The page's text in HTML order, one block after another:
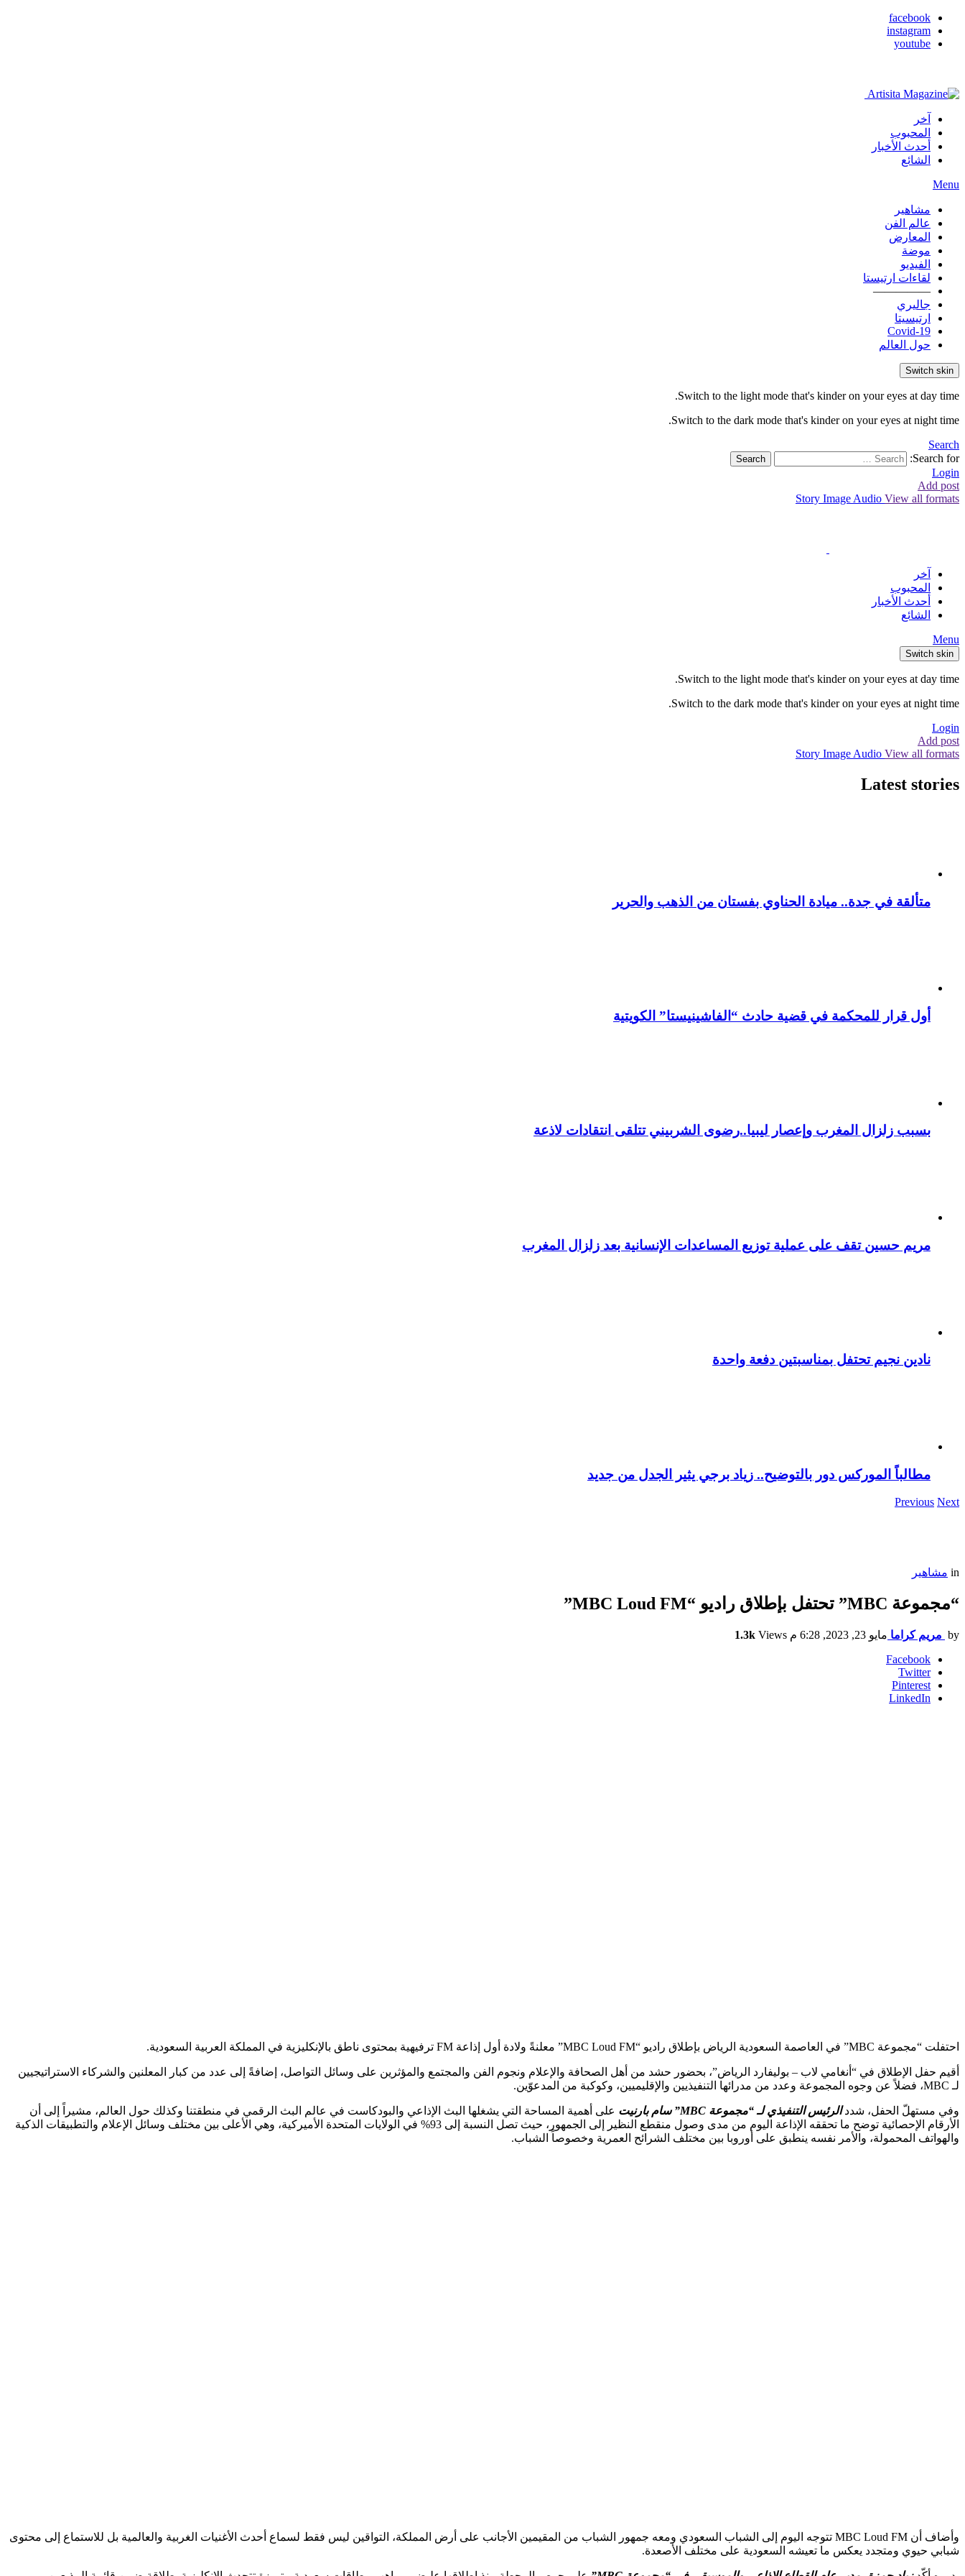
facebook
instagram
youtube
آخر
المحبوب
أحدث الأخبار
الشائع
Menu
مشاهير
عالم الفن
المعارض
موضة
الفيديو
لقاءات ارتيستا
—————
جاليري
ارتيسيتا
Covid-19
حول العالم
Switch skin
Switch to the light mode that's kinder on your eyes at day time.
Switch to the dark mode that's kinder on your eyes at night time.
Search
Search for:
Search
Login
Add post
Story Image Audio View all formats
آخر
المحبوب
أحدث الأخبار
الشائع
Menu
Switch skin
Switch to the light mode that's kinder on your eyes at day time.
Switch to the dark mode that's kinder on your eyes at night time.
Login
Add post
Story Image Audio View all formats
Latest stories
متألقة في جدة.. ميادة الحناوي بفستان من الذهب والحرير
أول قرار للمحكمة في قضية حادث “الفاشينيستا” الكويتية
بسبب زلزال المغرب وإعصار ليبيا..رضوى الشربيني تتلقى انتقادات لاذعة
مريم حسين تقف على عملية توزيع المساعدات الإنسانية بعد زلزال المغرب
نادين نجيم تحتفل بمناسبتين دفعة واحدة
مطالباً الموركس دور بالتوضيح.. زياد برجي يثير الجدل من جديد
Previous Next
in مشاهير
“مجموعة MBC” تحتفل بإطلاق راديو “MBC Loud FM”
by مريم كراما مايو 23, 2023, 6:28 م 1.3k Views
Facebook
Twitter
Pinterest
LinkedIn
احتفلت “مجموعة MBC” في العاصمة السعودية الرياض بإطلاق راديو “MBC Loud FM” معلنةً ولادة أول إذاعة FM ترفيهية بمحتوى ناطق بالإنكليزية في المملكة العربية السعودية.
أقيم حفل الإطلاق في “أنغامي لاب – بوليفارد الرياض”، بحضور حشد من أهل الصحافة والإعلام ونجوم الفن والمجتمع والمؤثرين على وسائل التواصل، إضافةً إلى عدد من كبار المعلنين والشركاء الاستراتيجيين
لـ MBC، فضلاً عن وجوه المجموعة وعدد من مدرائها التنفيذيين والإقليميين، وكوكبة من المدعوّين.
وفي مستهلّ الحفل، شددالرئيس التنفيذي لـ “مجموعة MBC” سام بارنيت
على أهمية المساحة التي يشغلها البث الإذاعي والبودكاست في عالم البث الرقمي في منطقتنا وكذلك حول العالم، مشيراً إلى أن
الأرقام الإحصائية توضح ما تحققه الإذاعة اليوم من مدى وصول منقطع النظير إلى الجمهور، حيث تصل النسبة إلى 93% في الولايات المتحدة الأميركية، وهي الأعلى بين مختلف وسائل الإعلام والتطبيقات الذكية
والهواتف المحمولة، والأمر نفسه ينطبق على أوروبا بين مختلف الشرائح العمرية وخصوصاً الشباب.
وأضاف أن MBC Loud FM تتوجه اليوم إلى الشباب السعودي ومعه جمهور الشباب من المقيمين الأجانب على أرض المملكة، التواقين ليس فقط لسماع أحدث الأغنيات الغربية والعالمية بل للاستماع إلى محتوى
شبابي حيوي ومتجدد يعكس ما تعيشه السعودية على مختلف الأصعدة.